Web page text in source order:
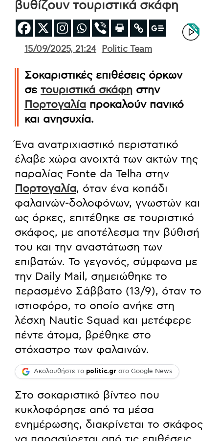
βυθίζουν τουριστικά σκάφη
15/09/2025, 21:24 Politic Team
Σοκαριστικές επιθέσεις όρκων
σε τουριστικά σκάφη στην
Πορτογαλία προκαλούν πανικό
και ανησυχία.
Ένα ανατριχιαστικό περιστατικό
έλαβε χώρα ανοιχτά των ακτών της
παραλίας Fonte da Telha στην
Πορτογαλία, όταν ένα κοπάδι
φαλαινών-δολοφόνων, γνωστών και
ως όρκες, επιτέθηκε σε τουριστικό
σκάφος, με αποτέλεσμα την βύθισή
του και την αναστάτωση των
επιβατών. Το γεγονός, σύμφωνα με
την Daily Mail, σημειώθηκε το
περασμένο Σάββατο (13/9), όταν το
ιστιοφόρο, το οποίο ανήκε στη
λέσχη Nautic Squad και μετέφερε
πέντε άτομα, βρέθηκε στο
στόχαστρο των φαλαινών.
Ακολουθήστε το politic.gr στο Google News
Στο σοκαριστικό βίντεο που
κυκλοφόρησε από τα μέσα
ενημέρωσης, διακρίνεται το σκάφος